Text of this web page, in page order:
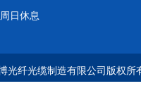
日休息
光纤光缆制造有限公司版权所